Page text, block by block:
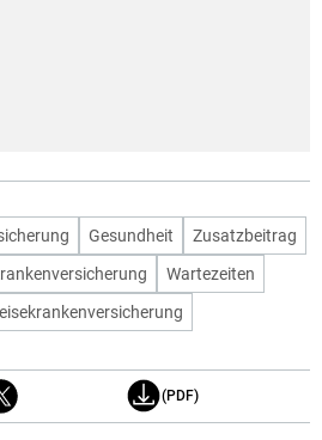
Gesundheit
Zusatzbeitrag
Wartezeiten
(PDF)